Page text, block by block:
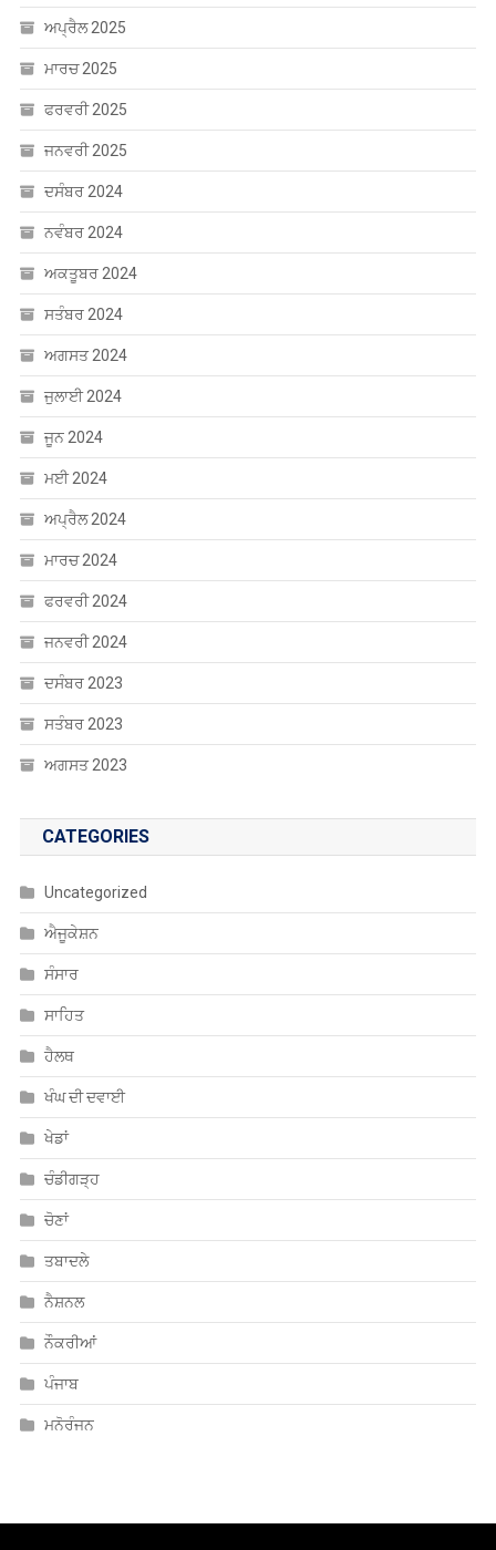
ਅਪ੍ਰੈਲ 2025
ਮਾਰਚ 2025
ਫਰਵਰੀ 2025
ਜਨਵਰੀ 2025
ਦਸੰਬਰ 2024
ਨਵੰਬਰ 2024
ਅਕਤੂਬਰ 2024
ਸਤੰਬਰ 2024
ਅਗਸਤ 2024
ਜੁਲਾਈ 2024
ਜੂਨ 2024
ਮਈ 2024
ਅਪ੍ਰੈਲ 2024
ਮਾਰਚ 2024
ਫਰਵਰੀ 2024
ਜਨਵਰੀ 2024
ਦਸੰਬਰ 2023
ਸਤੰਬਰ 2023
ਅਗਸਤ 2023
CATEGORIES
Uncategorized
ਐਜੂਕੇਸ਼ਨ
ਸੰਸਾਰ
ਸਾਹਿਤ
ਹੈਲਥ
ਖੰਘ ਦੀ ਦਵਾਈ
ਖੇਡਾਂ
ਚੰਡੀਗੜ੍ਹ
ਚੋਣਾਂ
ਤਬਾਦਲੇ
ਨੈਸ਼ਨਲ
ਨੌਕਰੀਆਂ
ਪੰਜਾਬ
ਮਨੋਰੰਜਨ